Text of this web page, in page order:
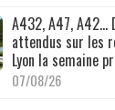
A432, A47, A42…
attendus sur les
Lyon la semaine
07/08/26